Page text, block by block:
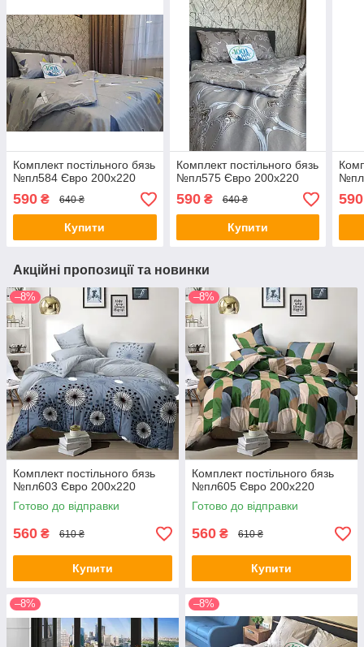
Комплект постільного бязь
№пл584 Євро 200х220
590 ₴ 640 ₴
Купити
Комплект постільного бязь
№пл575 Євро 200х220
590₴ 640 ₴
Купити
590
Акційні пропозиції та новинки
–8%
Комплект постільного бязь
№пл603 Євро 200х220
Готово до відправки
560 ₴ 610 ₴
Купити
–8%
Комплект постільного бязь
№пл605 Євро 200х220
Готово до відправки
560 ₴ 610 ₴
Купити
–8% –8%